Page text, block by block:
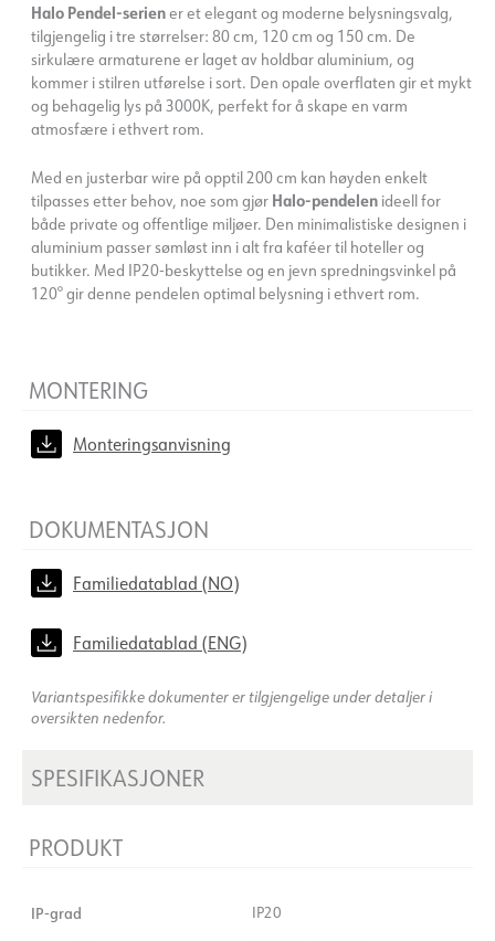
Halo Pendel-seriener et elegant og moderne belysningsvalg,
tilgjengelig i tre størrelser: 80 cm, 120 cm og 150 cm. De
sirkulære armaturene er laget av holdbar aluminium, og
kommer i stilren utførelse i sort. Den opale overflaten gir et mykt
og behagelig lys på 3000K, perfekt for å skape en varm
atmosfære i ethvert rom.
Med en justerbar wire på opptil 200 cm kan høyden enkelt
tilpasses etter behov, noe som gjør Halo-pendelen ideell for
både private og offentlige miljøer. Den minimalistiske designen i
aluminium passer sømløst inn i alt fra kaféer til hoteller og
butikker. Med IP20-beskyttelse og en jevn spredningsvinkel på
120° gir denne pendelen optimal belysning i ethvert rom.
MONTERING
Monteringsanvisning
DOKUMENTASJON
Familiedatablad (NO)
Familiedatablad (ENG)
Variantspesifikke dokumenter er tilgjengelige under detaljer i
oversikten nedenfor.
SPESIFIKASJONER
PRODUKT
IP-grad IP20